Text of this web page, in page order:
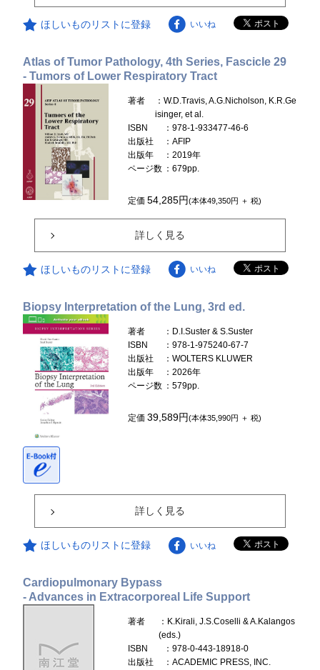
ほしいものリストに登録 いいね
Atlas of Tumor Pathology, 4th Series, Fascicle 29
- Tumors of Lower Respiratory Tract
著者
：W.D.Travis, A.G.Nicholson, K.R.Ge
isinger, et al.
ISBN
：978-1-933477-46-6
出版社
：AFIP
出版年
：2019年
ページ数 ：679pp.
定価54,285円(本体49,350円 ＋ 税)
詳しく見る
ほしいものリストに登録 いいね
Biopsy Interpretation of the Lung, 3rd ed.
著者
：D.I.Suster & S.Suster
ISBN
：978-1-975240-67-7
出版社
：WOLTERS KLUWER
出版年
：2026年
ページ数 ：579pp.
定価39,589円(本体35,990円 ＋ 税)
詳しく見る
ほしいものリストに登録 いいね
Cardiopulmonary Bypass
- Advances in Extracorporeal Life Support
著者
：K.Kirali, J.S.Coselli & A.Kalangos
(eds.)
ISBN
：978-0-443-18918-0
出版社
：ACADEMIC PRESS, INC.